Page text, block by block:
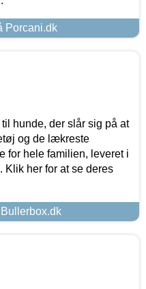
Porcani.dk
hunde, der slår sig på at
og de lækreste
for hele familien, leveret i
Klik her for at se deres